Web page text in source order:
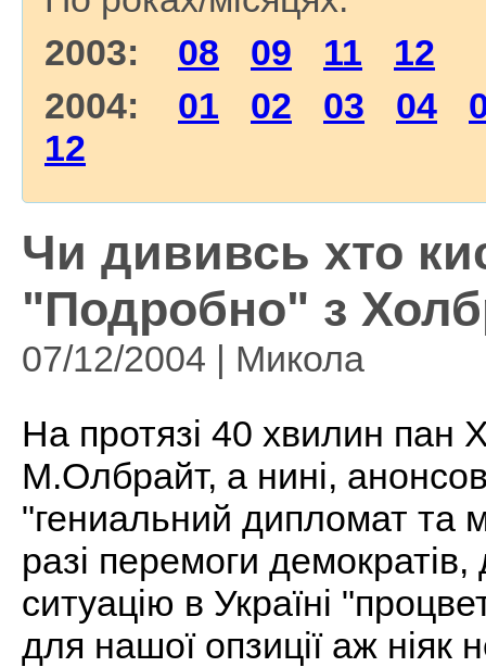
2003: 08 09 11
12
2004: 01 02 03 04
12
Чи дививсь хто
"Подробно" з
07/12/2004 | Микола
На протязі 40 хвилин пан
М.Олбрайт, а нині,
"гениальний дипломат та
разі перемоги
ситуацію в Україні
для нашої опзиції аж ніяк